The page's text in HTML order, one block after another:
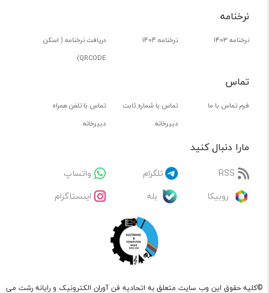
نرخنامه
نرخنامه 1403 نرخنامه 1404
دریافت نرخنامه ( اسکن
QRCODE)
تماس
فرم تماس با ما
تماس با شماره ثابت
دبیرخانه
تماس با تلفن همراه
دبیرخانه
مارا دنبال کنید
RSS تلگرام
واتساپ
روبیکا
بله اینستاگرام
©کلیه حقوق این وب سایت متعلق به اتحادیه فن آوران الکترونیک و رایانه رشت می